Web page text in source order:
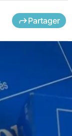
Partager